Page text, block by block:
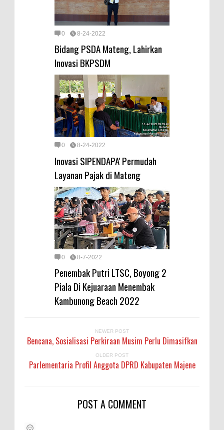
0 8-24-2022
Bidang PSDA Mateng, Lahirkan
Inovasi BKPSDM
0 8-24-2022
Inovasi SIPENDAPA' Permudah
Layanan Pajak di Mateng
0 8-7-2022
Penembak Putri LTSC, Boyong 2
Piala Di Kejuaraan Menembak
Kambunong Beach 2022
NEWER POST
Bencana, Sosialisasi Perkiraan Musim Perlu Dimasifkan
OLDER POST
Parlementaria Profil Anggota DPRD Kabupaten Majene
POST A COMMENT